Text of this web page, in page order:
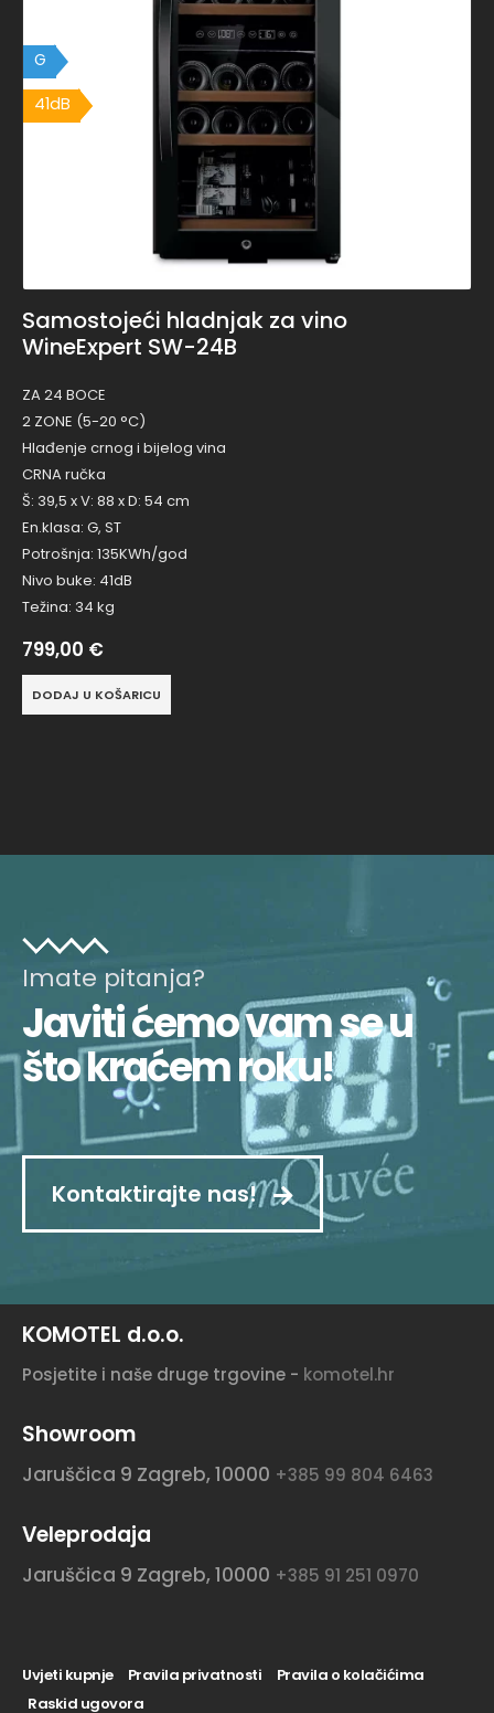
G
41dB
41dB
Samostojeći hladnjak za vino
WineExpert SW-24B
ZA 24 BOCE
2 ZONE (5-20 °C)
Hlađenje crnog i bijelog vina
CRNA ručka
Š: 39,5 x V: 88 x D: 54 cm
En.klasa: G, ST
Potrošnja: 135KWh/god
Nivo buke: 41dB
Težina: 34 kg
799,00 €
DODAJ U KOŠARICU
Imate pitanja?
Javiti ćemo vam se u
što kraćem roku!
Kontaktirajte nas!
KOMOTEL d.o.o.
Posjetite i naše druge trgovine - komotel.hr
Showroom
Jaruščica 9 Zagreb, 10000 +385 99 804 6463
Veleprodaja
Jaruščica 9 Zagreb, 10000 +385 91 251 0970
Uvjeti kupnje Pravila privatnosti
Pravila o kolačićima
Raskid ugovora